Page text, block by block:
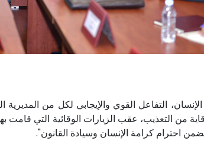
التفاعل القوي والإيجابي لكل من المديرية
من التعذيب، عقب الزيارات الوقائية التي قامت
احترام كرامة الإنسان وسيادة القانون".